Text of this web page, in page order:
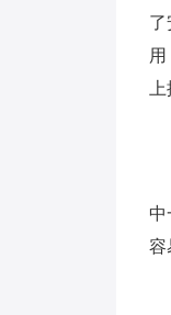
了
中
容